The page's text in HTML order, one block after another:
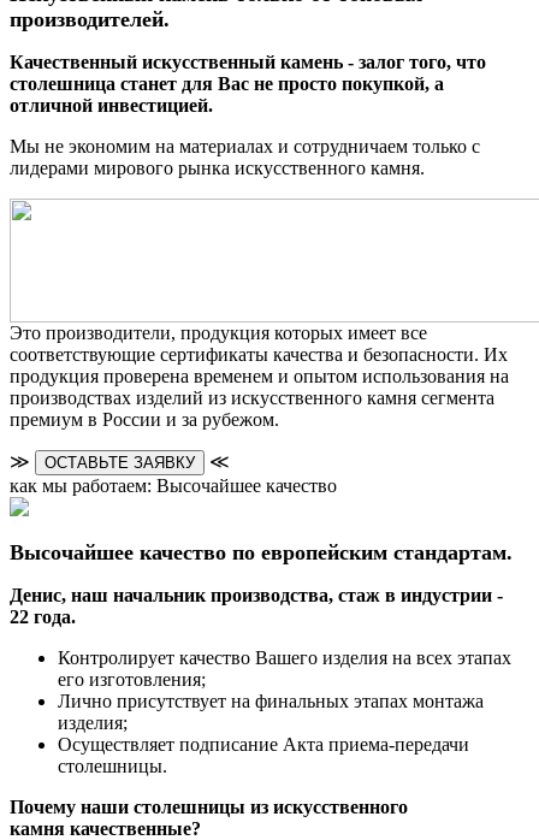
производителей.
Качественный искусственный камень - залог того, что
столешница станет для Вас не просто покупкой, а
отличной инвестицией.
Мы не экономим на материалах и сотрудничаем только с
лидерами мирового рынка искусственного камня.
Это производители, продукция которых имеет все
соответствующие сертификаты качества и безопасности. Их
продукция проверена временем и опытом использования на
производствах изделий из искусственного камня сегмента
премиум в России и за рубежом.
≫ ОСТАВЬТЕ ЗАЯВКУ
≪
как мы работаем: Высочайшее качество
Высочайшее качество по европейским стандартам.
Денис, наш начальник производства, стаж в индустрии -
22 года.
Контролирует качество Вашего изделия на всех этапах
его изготовления;
Лично присутствует на финальных этапах монтажа
изделия;
Осуществляет подписание Акта приема-передачи
столешницы.
Почему наши столешницы из искусственного
камня качественные?